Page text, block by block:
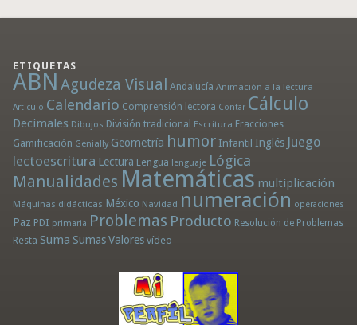
ETIQUETAS
ABN Agudeza Visual Andalucía Animación a la lectura
Artículo Calendario Comprensión lectora Contar Cálculo
Decimales Dibujos División tradicional Escritura Fracciones
Gamificación Genially Geometría humor Infantil Inglés Juego
lectoescritura Lectura Lengua lenguaje Lógica
Manualidades Matemáticas multiplicación
Máquinas didácticas México Navidad numeración operaciones
Paz PDI primaria Problemas Producto Resolución de Problemas
Resta Suma Sumas Valores vídeo